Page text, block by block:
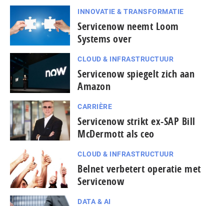
INNOVATIE & TRANSFORMATIE
Servicenow neemt Loom
Systems over
CLOUD & INFRASTRUCTUUR
Servicenow spiegelt zich aan
Amazon
CARRIÈRE
Servicenow strikt ex-SAP Bill
McDermott als ceo
CLOUD & INFRASTRUCTUUR
Belnet verbetert operatie met
Servicenow
DATA & AI